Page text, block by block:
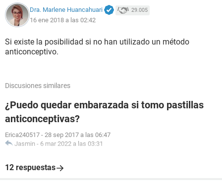
Dra. Marlene Huancahuari 29.005
16 ene 2018 a las 02:42
Si existe la posibilidad si no han utilizado un método
anticonceptivo.
Discusiones similares
¿Puedo quedar embarazada si tomo pastillas
anticonceptivas?
Erica240517 - 28 sep 2017 a las 06:47
Jasmin - 6 mar 2022 a las 03:31
12 respuestas